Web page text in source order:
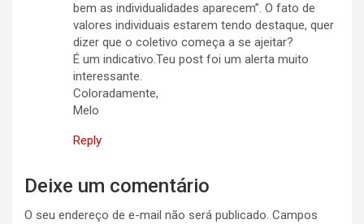
bem as individualidades aparecem”. O fato de
valores individuais estarem tendo destaque, quer
dizer que o coletivo começa a se ajeitar?
É um indicativo.Teu post foi um alerta muito
interessante.
Coloradamente,
Melo
Reply
Deixe um comentário
O seu endereço de e-mail não será publicado. Campos